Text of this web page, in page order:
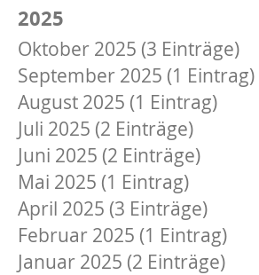
2025
Oktober 2025 (3 Einträge)
September 2025 (1 Eintrag)
August 2025 (1 Eintrag)
Juli 2025 (2 Einträge)
Juni 2025 (2 Einträge)
Mai 2025 (1 Eintrag)
April 2025 (3 Einträge)
Februar 2025 (1 Eintrag)
Januar 2025 (2 Einträge)